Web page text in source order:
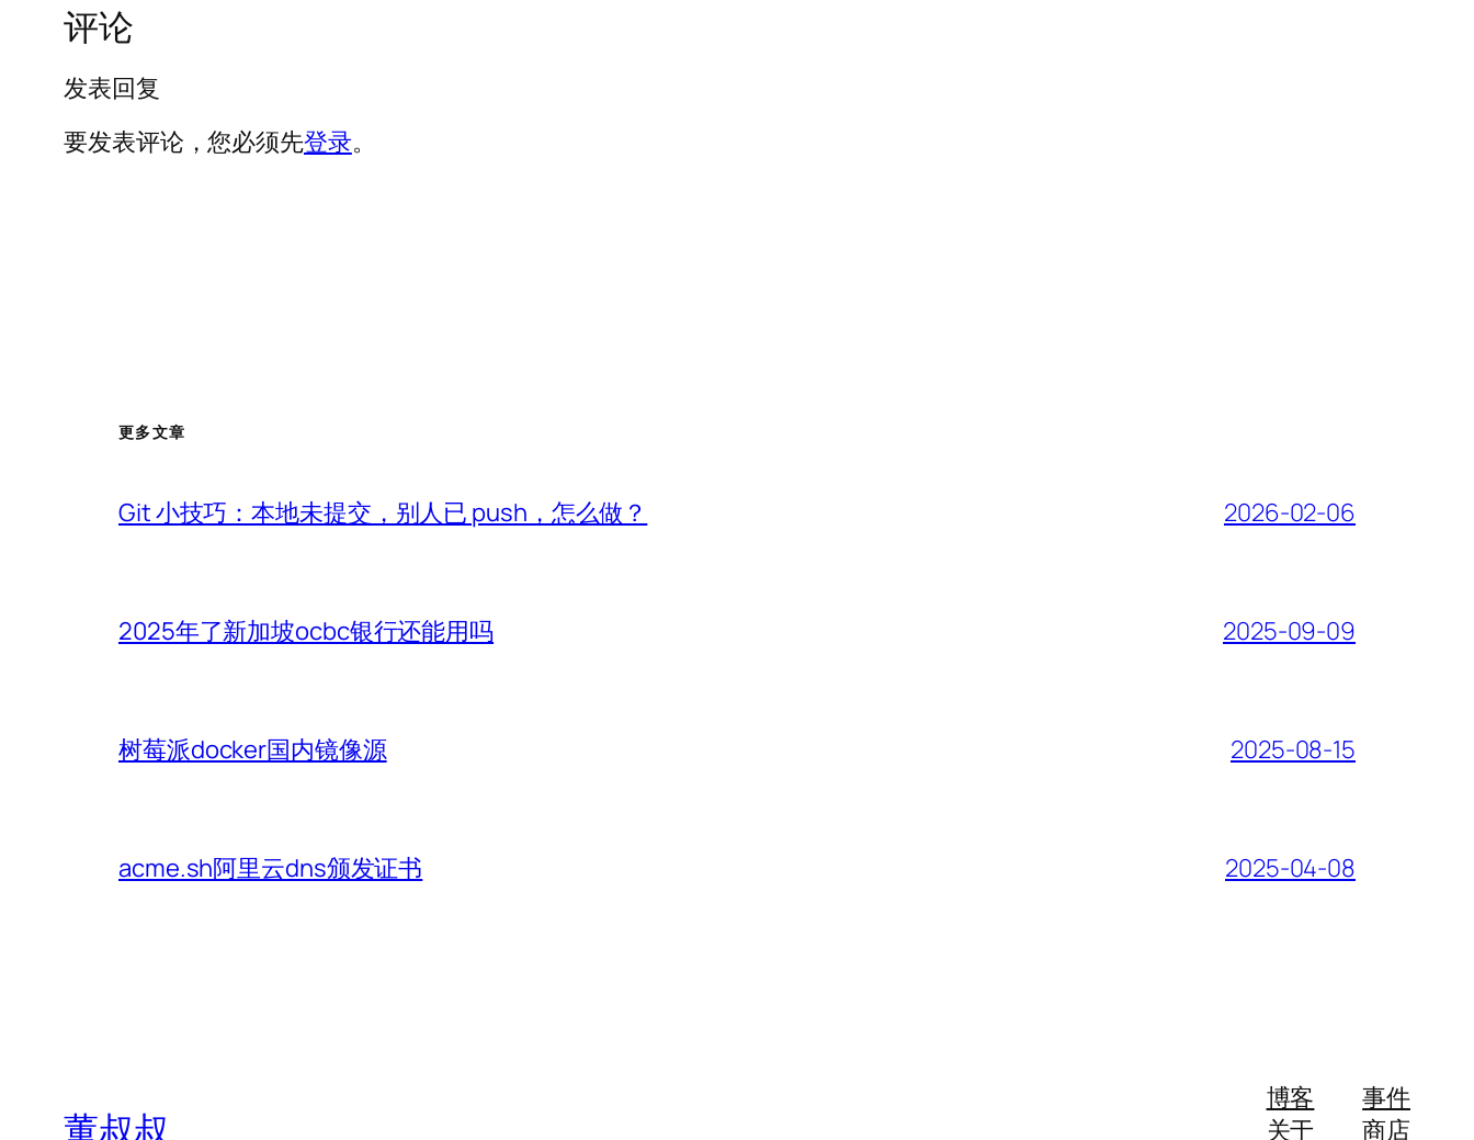
评论
发表回复
要发表评论，您必须先登录。
更多文章
Git 小技巧：本地未提交，别人已 push，怎么做？ 2026-02-06
2025年了新加坡ocbc银行还能用吗 2025-09-09
树莓派docker国内镜像源 2025-08-15
acme.sh阿里云dns颁发证书 2025-04-08
董叔叔
博客
关于
事件
商店